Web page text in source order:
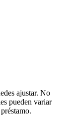
ajustar. No
pueden variar